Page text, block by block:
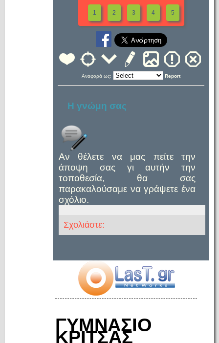
1 2 3 4 5
Αναφορά ως: Report
Η γνώμη σας
Αν θέλετε να μας πείτε την
άποψη σας γι αυτήν την
τοποθεσία, θα σας
παρακαλούσαμε να γράψετε ένα
σχόλιο.
Σχολιάστε:
ΓΥΜΝΑΣΙΟ
ΚΡΙΤΣΑΣ